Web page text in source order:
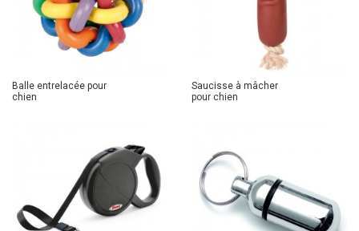
Balle entrelacée pour
chien
Saucisse à mâcher
pour chien